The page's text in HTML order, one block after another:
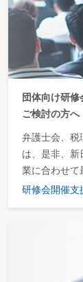
団体向け研修
ご検討の方へ
弁護士会、税
は、是非、
業に合わせて
研修会開催支